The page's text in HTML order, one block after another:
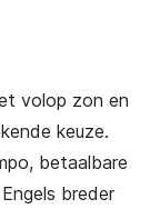
volop zon en
keuze.
betaalbare
breder